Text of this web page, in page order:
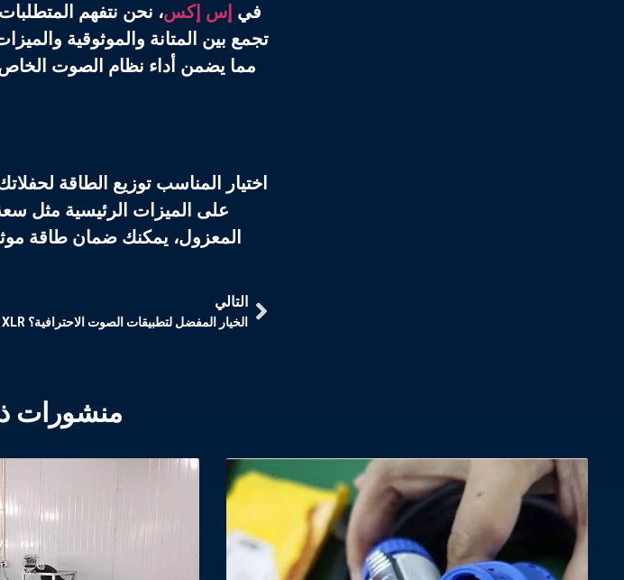
في إس إكس، نحن نتفهم
تجمع بين المتانة والموثوقية
مما يضمن أداء نظام الصوت
اختيار المناسب توزيع الطاقة
على الميزات الرئيسية مثل سعة
المعزول، يمكنك ضمان طاقة
التالي
لماذا يعد كابل XLR الخيار المفضل لتطبيقات الصوت الاحترافية؟
منشورات